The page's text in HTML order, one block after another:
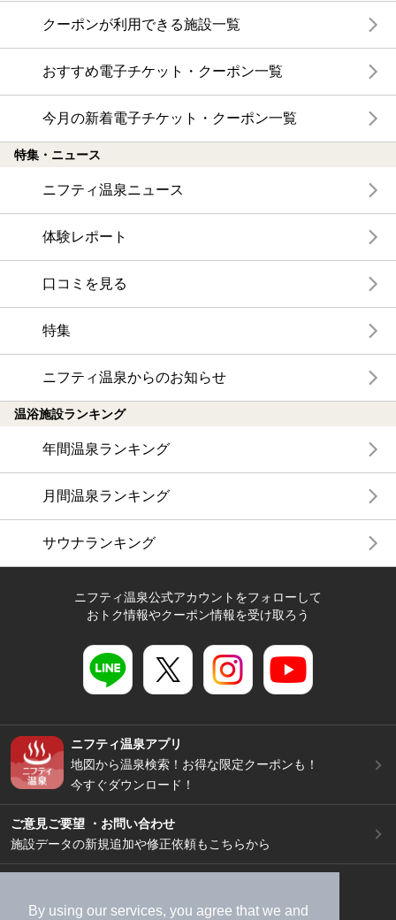
By using our services, you agree that we and
クーポンが利用できる施設一覧
おすすめ電子チケット・クーポン一覧
今月の新着電子チケット・クーポン一覧
特集・ニュース
ニフティ温泉ニュース
体験レポート
口コミを見る
特集
ニフティ温泉からのお知らせ
温浴施設ランキング
年間温泉ランキング
月間温泉ランキング
サウナランキング
ニフティ温泉公式アカウントをフォローして
おトク情報やクーポン情報を受け取ろう
ニフティ温泉アプリ
地図から温泉検索！お得な限定クーポンも！
今すぐダウンロード！
ご意見ご要望 ・お問い合わせ
施設データの新規追加や修正依頼もこちらから
加盟店募集（資料請求）
広告出稿のご案内